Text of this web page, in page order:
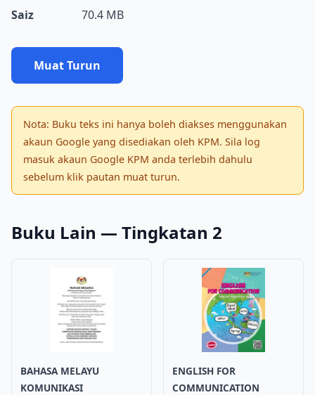
Saiz
70.4 MB
Muat Turun
Nota: Buku teks ini hanya boleh diakses menggunakan
akaun Google yang disediakan oleh KPM. Sila log
masuk akaun Google KPM anda terlebih dahulu
sebelum klik pautan muat turun.
Buku Lain — Tingkatan 2
BAHASA MELAYU
KOMUNIKASI
ENGLISH FOR
COMMUNICATION